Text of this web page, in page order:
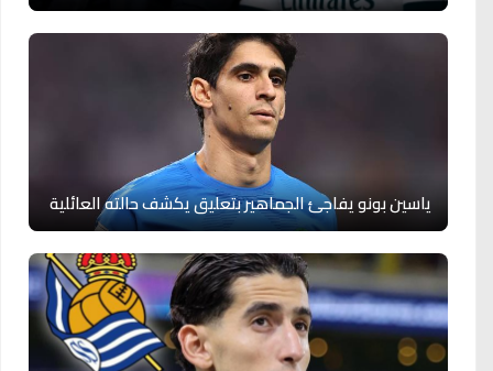
ياسين بونو يفاجئ الجماهير بتعليق يكشف حالته العائلية